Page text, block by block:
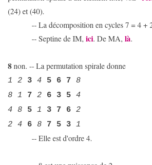
(24) et (40).
-- La décomposition en cycles 7 = 4 +
-- Septine de IM, ici. De MA, là.
8non. -- La permutation spirale donne
1 2 3 4 5 6 7
8
8 1
7 2 6 3 5
4
4 8
5 1 3 7 6
2
2 4
6 8 7 5 3 1
-- Elle est d'ordre 4.